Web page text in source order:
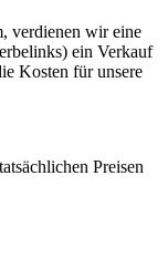
verdienen wir eine
ein Verkauf
Kosten für unsere
Preisen